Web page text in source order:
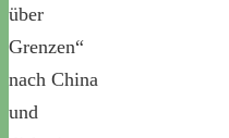
über
Grenzen“
nach China
und